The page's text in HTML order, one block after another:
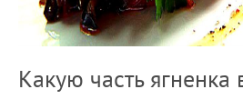
Какую часть ягненка